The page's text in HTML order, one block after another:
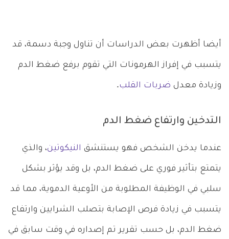
أيضا أظهرت بعض الدراسات أن تناول وجبة دسمة، قد
يتسبب في إفراز الهرمونات التي تقوم برفع ضغط الدم
وزيادة معدل ضربات القلب.
التدخين وارتفاع ضغط الدم
عندما يدخن الشخص فهو يستنشق النيكوتين، والذي
يتمتع بتأثير فوري على ضغط الدم، بل وقد يؤثر بشكل
سلبي في الوظيفة المطلوبة من الأوعية الدموية، مما قد
يتسبب في زيادة فرص الإصابة بتصلب الشرايين وارتفاع
ضغط الدم، بل حسب تقرير تم إصداره في وقت سابق في